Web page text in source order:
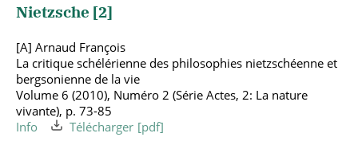
Nietzsche [2]
[A] Arnaud François
La critique schélérienne des philosophies nietzschéenne et
bergsonienne de la vie
Volume 6 (2010), Numéro 2 (Série Actes, 2: La nature
vivante), p. 73-85
Info
Télécharger